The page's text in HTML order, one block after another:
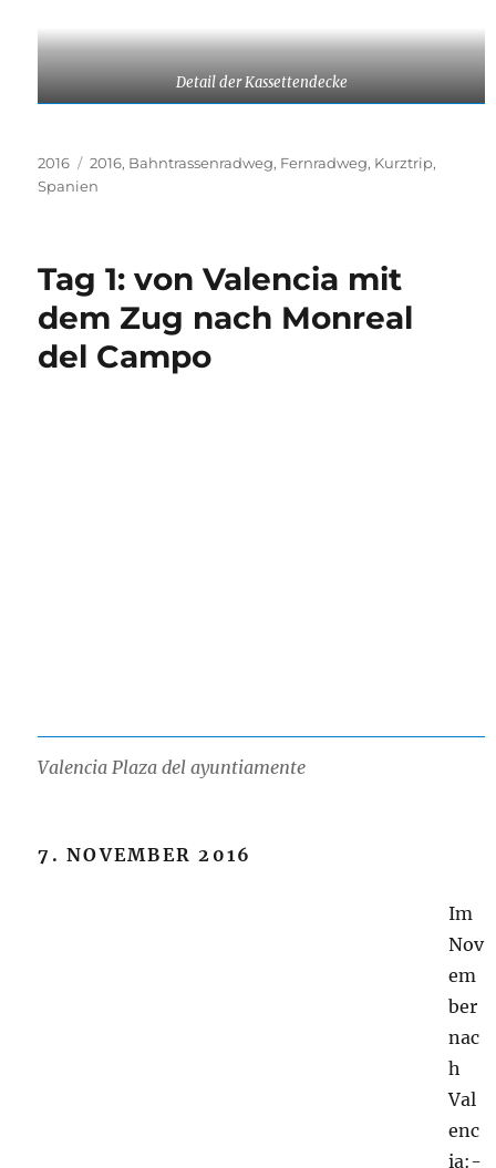
Detail der Kassettendecke
Kategorien
2016 Schlagwörter
2016, Bahntrassenradweg, Fernradweg, Kurztrip,
Spanien
Tag 1: von Valencia mit
dem Zug nach Monreal
del Campo
Valencia Plaza del ayuntiamente
7. NOVEMBER 2016
Im
Nov
em
ber
nac
h
Val
enc
ia:-